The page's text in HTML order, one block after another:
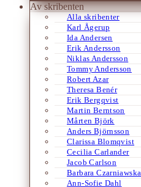
Av skribenten
Alla skribenter
Karl Ågerup
Ida Andersen
Erik Andersson
Niklas Andersson
Tommy Andersson
Robert Azar
Theresa Benér
Erik Bergqvist
Martin Berntson
Mårten Björk
Anders Björnsson
Clarissa Blomqvist
Cecilia Carlander
Jacob Carlson
Barbara Czarniawska
Ann-Sofie Dahl